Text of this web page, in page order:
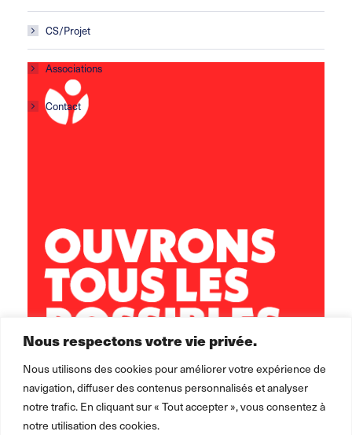
Nous respectons votre vie privée.
Nous utilisons des cookies pour améliorer votre expérience de
navigation, diffuser des contenus personnalisés et analyser
notre trafic. En cliquant sur « Tout accepter », vous consentez à
notre utilisation des cookies.
CS/Projet
Associations
Contact
brest.horizons@leolagrange.org